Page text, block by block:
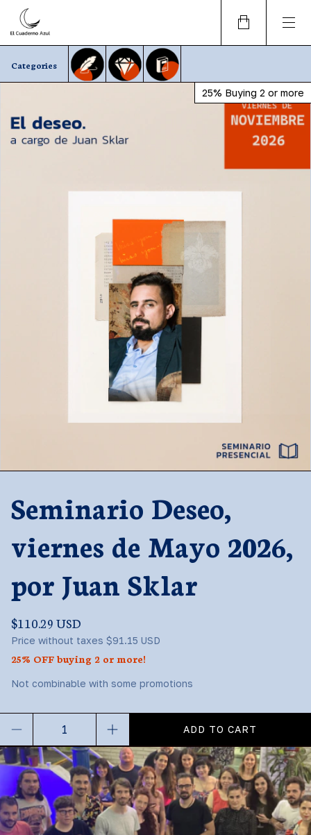
Categories
25% Buying 2 or more
Seminario Deseo,
viernes de Mayo 2026,
por Juan Sklar
$110.29 USD
Price without taxes $91.15 USD
25% OFF buying 2 or more!
Not combinable with some promotions